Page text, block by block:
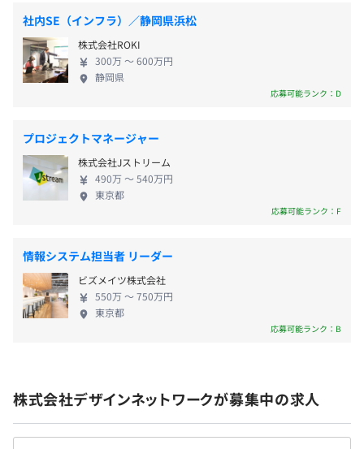
開発方法はお客様先によって異なります。
新卒は原則単独派遣をおこなっておらず、弊社の先輩社員
の下で働くことができるため、相談をしたり、アドバイス
【開発環境】
言語：C、C++、Javaなど
に依存するのではなく、本人の成果やスキルアップ、自己
【受動喫煙の対策】
屋内原則禁煙としています。
※勤務先により異なる場合あり
▼最寄り拠点
◼︎名古屋事業所：愛知県名古屋市中区錦2-4-3 錦パークビ
ル12F
・丸の内駅（桜通線・鶴舞線）：徒歩1分～2分
・伏見駅（東山線・鶴舞線）：徒歩9分
・祝日
・夏季休暇
・年末年始休暇
・慶弔休暇
日）
・産前産後休暇
・育児休暇
・介護休暇
＜諸手当＞
・家族手当（子ども手当あり）
・深夜勤務手当
・単身赴任手当
しっかりと報われる環境です。 ◆スキルアップ支援
充実◎技術習得に集中できる環境・文化 技術習得に
は多くの先輩エンジニアが手助けしますのでご安心
ください。資格取得補助やeラーニング、エンジニア
主催の独自のものづくり勉強会など、スキルアップ
的に挑戦することを歓迎しており、そのためのバッ
クアップ支援は惜しみません！幅広く活躍していた
だけます。 ◆ワークライフバランス充実◎家庭を大
事にしながら安定就業 月平均残業時間は20H以内
で、プライベートの時間もしっかり取ることができ
く働ける職場です。
社内SE（インフラ）／静岡県浜松
株式会社ROKI
300万 〜 600万円
静岡県
応募可能ランク：D
プロジェクトマネージャー
株式会社Jストリーム
490万 〜 540万円
東京都
応募可能ランク：F
情報システム担当者 リーダー
ビズメイツ株式会社
550万 〜 750万円
東京都
応募可能ランク：B
株式会社デザインネットワークが募集中の求人